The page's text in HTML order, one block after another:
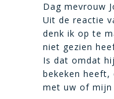
Dag mevrouw
Uit de reactie
denk ik op te
niet gezien
Is dat omdat
bekeken heeft,
met uw of mijn